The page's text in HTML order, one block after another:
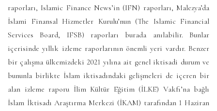
raporları, Islamic Finance News’in (IFN) raporları, Malezya’da
İslami Finansal Hizmetler Kurulu’nun (The Islamic Financial
Services Board, IFSB) raporları burada anılabilir. Bunlar
içerisinde yıllık izleme raporlarının önemli yeri vardır. Benzer
bir çalışma ülkemizdeki 2021 yılına ait genel iktisadi durum ve
bununla birlikte İslam iktisadındaki gelişmeleri de içeren bir
alan izleme raporu İlim Kültür Eğitim (İLKE) Vakfı’na bağlı
İslam İktisadı Araştırma Merkezi (İKAM) tarafından 1 Haziran